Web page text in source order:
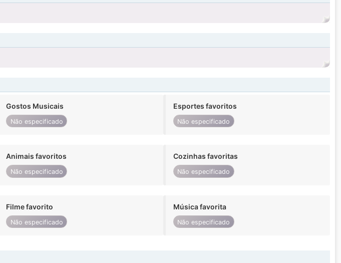
Gostos Musicais
Não especificado
Esportes favoritos
Não especificado
Animais favoritos
Não especificado
Cozinhas favoritas
Não especificado
Filme favorito
Não especificado
Música favorita
Não especificado